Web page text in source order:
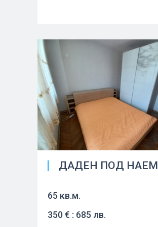
ДАДЕН ПОД НАЕМ
65 кв.м.
350 € : 685 лв.